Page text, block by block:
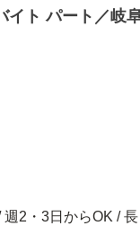
イト パート／岐
週2・3日からOK / 長